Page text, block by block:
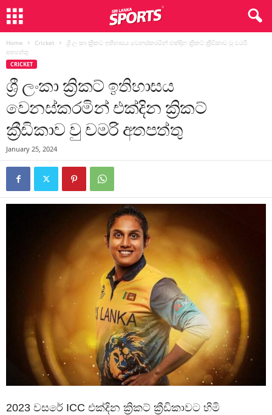
Home Cricket
ශ්‍රී ලංකා ක්‍රිකට් ඉතිහාසය වෙනස්කරමින් එක්දින ක්‍රිකට් ක්‍රීඩිකාව වු චමරි
අතපත්තු
CRICKET
ශ්‍රී ලංකා ක්‍රිකට් ඉතිහාසය
වෙනස්කරමින් එක්දින ක්‍රිකට්
ක්‍රීඩිකාව වු චමරි අතපත්තු
January 25, 2024
2023 වසරේ ICC එක්දින ක්‍රිකට් ක්‍රීඩිකාවට හිමි